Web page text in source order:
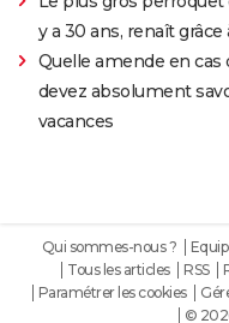
y a 30 ans, renaît grâce
Quelle amende en cas
devez absolument
vacances
Qui sommes-nous ?
Tous les articles
RSS
Paramétrer les cookies
©